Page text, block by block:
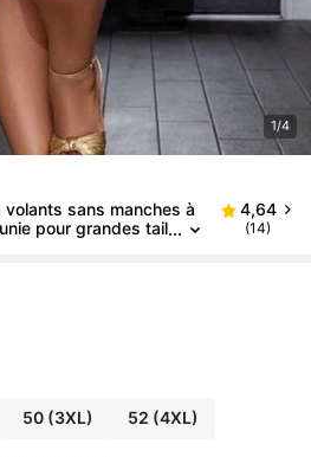
1/4
sans manches à
pour grandes tail
4,64
(14)
50(3XL) 52 (4XL)